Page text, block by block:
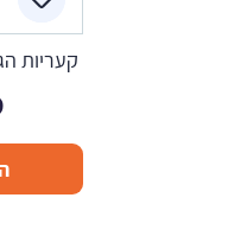
קעריות